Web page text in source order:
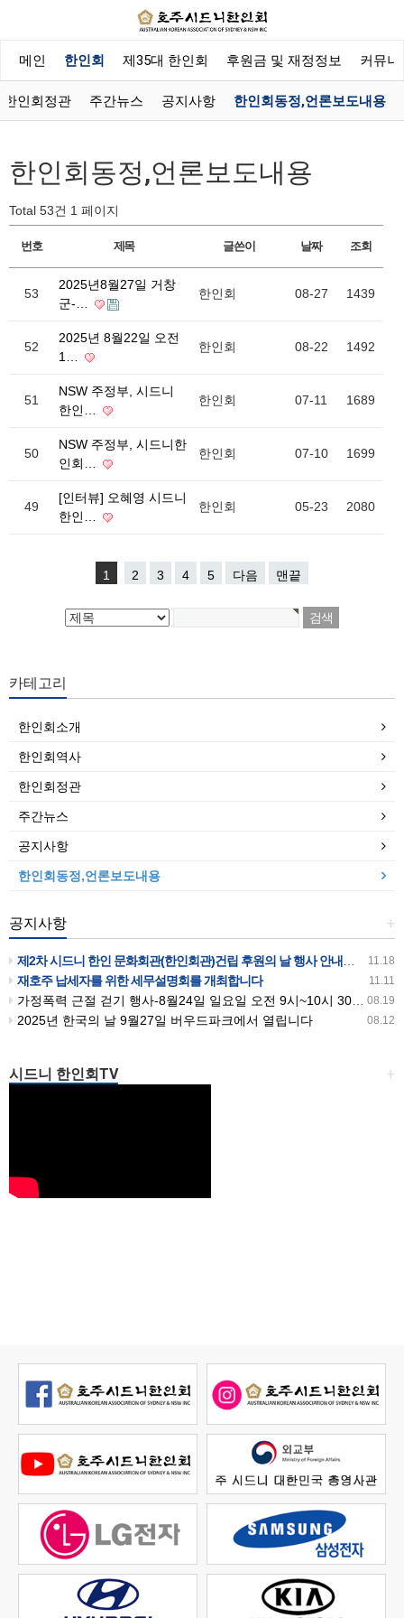
메인 한인회 제35대 한인회 후원금 및 재정정보 커뮤니
한인회정관 주간뉴스 공지사항 한인회동정,언론보도내용
한인회동정,언론보도내용
Total 53건 1 페이지
번호 제목 글쓴이 날짜 조회
53
2025년8월27일 거창
군-…
한인회 08-27 1439
52
2025년 8월22일 오전
1…
한인회 08-22 1492
51
NSW 주정부, 시드니
한인…
한인회 07-11 1689
50
NSW 주정부, 시드니한
인회…
한인회 07-10 1699
49
[인터뷰] 오혜영 시드니
한인…
한인회 05-23 2080
1 2 3 4 5 다음 맨끝
카테고리
한인회소개
한인회역사
한인회정관
주간뉴스
공지사항
한인회동정,언론보도내용
+
공지사항
11.18
제2차 시드니 한인 문화회관(한인회관)건립 후원의 날 행사 안내입니다
11.11
재호주 납세자를 위한 세무설명회를 개최합니다
08.19
가정폭력 근절 걷기 행사-8월24일 일요일 오전 9시~10시 30분까지 버우드파크에서 있습니다
08.12
2025년 한국의 날 9월27일 버우드파크에서 열립니다
+
시드니 한인회TV